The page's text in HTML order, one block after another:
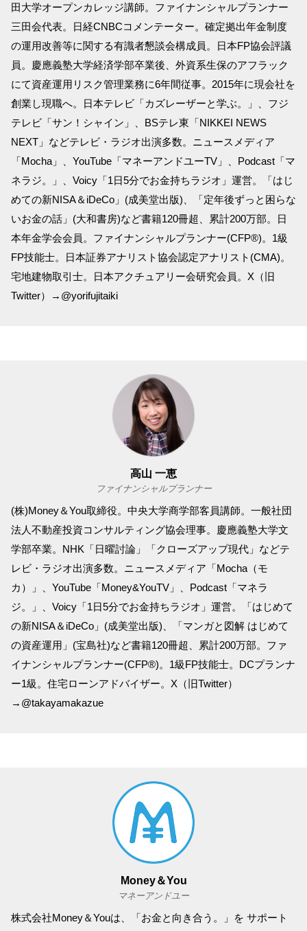
田大学オープンカレッジ講師。ファイナンシャルプランナー
三田会代表。日経CNBCコメンテーター。確定拠出年金制度
の運用改善等に関する有識者懇談会構成員。日本FP協会評議
員。慶應義塾大学経済学部卒業後、外資系生保のアフラック
にて資産運用リスク管理業務に6年間従事。2015年に現会社を
創業し現職へ。日本テレビ「カズレーザーと学ぶ。」、フジ
テレビ「サン！シャイン」、BSテレ東「NIKKEI NEWS
NEXT」などテレビ・ラジオ出演多数。ニュースメディア
「Mocha」、YouTube「マネーアンドユーTV」、Podcast「マ
ネラジ。」、Voicy「1日5分でお金持ちラジオ」運営。「はじ
めての新NISA＆iDeCo」(成美堂出版)、「定年後ずっと困らな
いお金の話」(大和書房)など書籍120冊超、累計200万部。日
本年金学会会員。ファイナンシャルプランナー(CFP®)。1級
FP技能士。日本証券アナリスト協会認定アナリスト(CMA)。
宅地建物取引士。日本アクチュアリー会研究会員。X（旧
Twitter）→@yorifujitaiki
高山 一恵
ファイナンシャルプランナー
(株)Money＆You取締役。中央大学商学部客員講師。一般社団
法人不動産投資コンサルティング協会理事。慶應義塾大学文
学部卒業。NHK「日曜討論」「クローズアップ現代」などテ
レビ・ラジオ出演多数。ニュースメディア「Mocha（モ
カ）」、YouTube「Money&YouTV」、Podcast「マネラ
ジ。」、Voicy「1日5分でお金持ちラジオ」運営。「はじめて
の新NISA＆iDeCo」(成美堂出版)、「マンガと図解 はじめて
の資産運用」(宝島社)など書籍120冊超、累計200万部。ファ
イナンシャルプランナー(CFP®)。1級FP技能士。DCプランナ
ー1級。住宅ローンアドバイザー。X（旧Twitter）
→@takayamakazue
Money＆You
マネーアンドユー
株式会社Money＆Youは、「お金と向き合う。」を サポート